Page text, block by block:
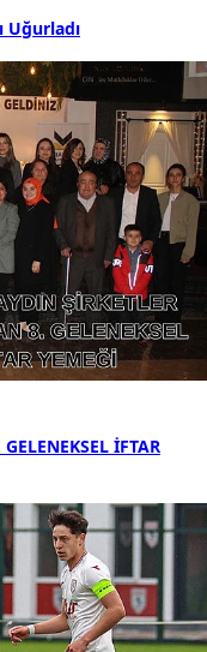
Uğurladı
İFTAR